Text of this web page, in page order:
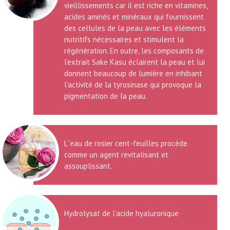
vieillissements car il est riche en vitamines,
acides aminés et minéraux qui fournissent
des cellules de la peau avec les éléments
nutritifs nécessaires et stimulent la
régénération. En outre, les composants de
l'extrait Sake Kasu éclairent la peau et lui
donnent beaucoup de lumière en inhibant
l'activité de la tyrosinase qui provoque la
pigmentation de la peau.
L´eau de rosier cent-feuilles procède
comme un agent revitalisant et
assouplissant.
Hydrolysat de l'acide hyaluronique